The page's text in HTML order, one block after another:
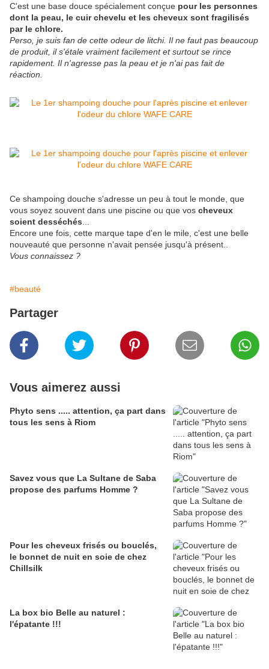
C'est une base douce spécialement conçue pour les personnes
dont la peau, le cuir chevelu et les cheveux sont fragilisés
par le chlore.
Perso, je suis fan de cette odeur de litchi. Il ne faut pas beaucoup
de produit, il s'étale vraiment facilement et surtout se rince
rapidement. Il n'agresse pas la peau et je n'ai pas fait de
réaction.
Ce shampoing douche s'adresse un peu à tout le monde, que
vous soyez souvent dans une piscine ou que vos cheveux
soient desséchés
Encore une fois, cette marque tape d'en le mile, c'est une belle
nouveauté que personne n'avait pensée jusqu'à présent..
Vous connaissez ?
#beauté
Partager
Vous aimerez aussi
Phyto sens ..... attention, ça part dans
tous les sens à Riom
Savez vous que La Sultane de Saba
propose des parfums Homme ?
Pour les cheveux frisés ou bouclés,
le bonnet de nuit en soie de chez
Chillsilk
La box bio Belle au naturel :
l'épatante !!!